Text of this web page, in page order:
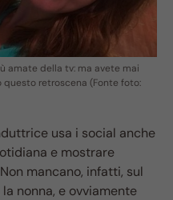
amate della tv: ma avete mai
retroscena (Fonte foto:
usa i social anche
e mostrare
mancano, infatti, sul
la nonna, e ovviamente